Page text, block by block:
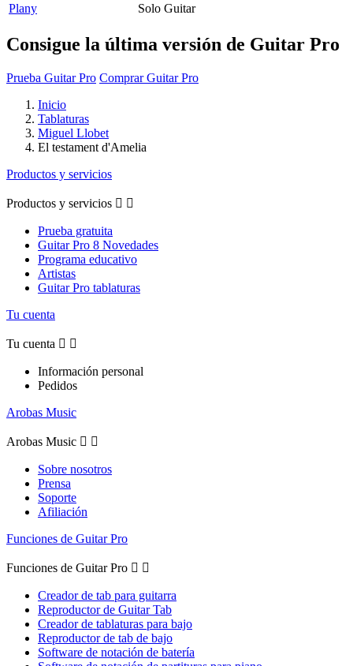
Plany
Solo Guitar
Consigue la última versión de Guitar Pro
Prueba Guitar Pro Comprar Guitar Pro
Inicio
Tablaturas
Miguel Llobet
El testament d'Amelia
Productos y servicios
Productos y servicios  
Prueba gratuita
Guitar Pro 8 Novedades
Programa educativo
Artistas
Guitar Pro tablaturas
Tu cuenta
Tu cuenta  
Información personal
Pedidos
Arobas Music
Arobas Music  
Sobre nosotros
Prensa
Soporte
Afiliación
Funciones de Guitar Pro
Funciones de Guitar Pro  
Creador de tab para guitarra
Reproductor de Guitar Tab
Creador de tablaturas para bajo
Reproductor de tab de bajo
Software de notación de batería